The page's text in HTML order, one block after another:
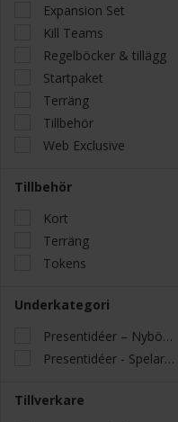
Expansion Set
Kill Teams
Regelböcker & tillägg
Startpaket
Terräng
Tillbehör
Web Exclusive
Tillbehör
Kort
Terräng
Tokens
Underkategori
Presentidéer – Nybörjaren
Presentidéer - Spelaren
Tillverkare